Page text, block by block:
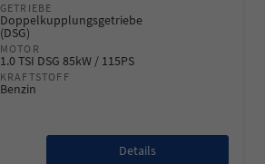
GETRIEBE
Doppelkupplungsgetriebe
(DSG)
MOTOR
1.0 TSI DSG 85kW / 115PS
KRAFTSTOFF
Benzin
Details